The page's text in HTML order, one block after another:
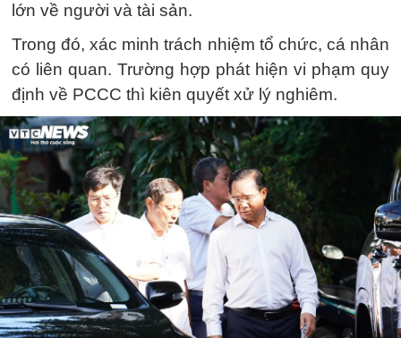
lớn về người và tài sản.
Trong đó, xác minh trách nhiệm tổ chức, cá nhân
có liên quan. Trường hợp phát hiện vi phạm quy
định về PCCC thì kiên quyết xử lý nghiêm.